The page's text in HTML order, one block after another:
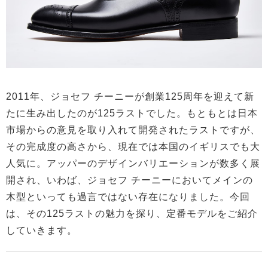
2011年、ジョセフ チーニーが創業125周年を迎えて新
たに生み出したのが125ラストでした。もともとは日本
市場からの意見を取り入れて開発されたラストですが、
その完成度の高さから、現在では本国のイギリスでも大
人気に。アッパーのデザインバリエーションが数多く展
開され、いわば、ジョセフ チーニーにおいてメインの
木型といっても過言ではない存在になりました。今回
は、その125ラストの魅力を探り、定番モデルをご紹介
していきます。